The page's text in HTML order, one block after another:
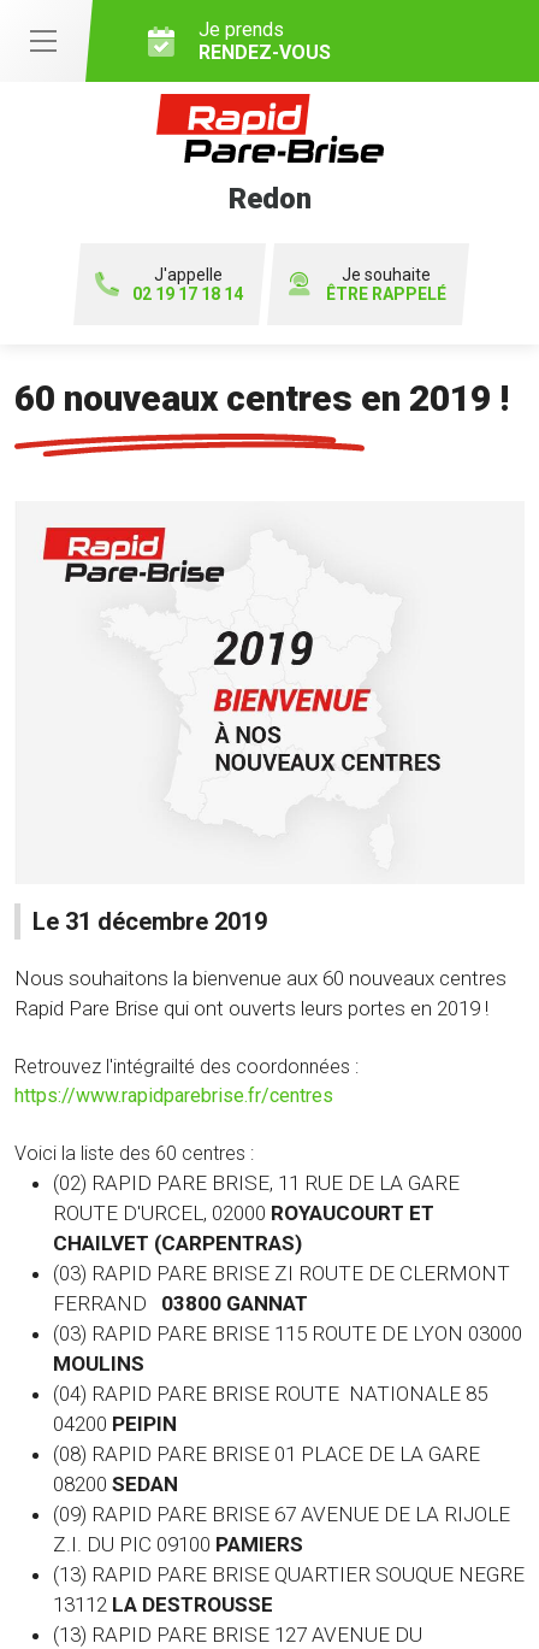
Je prends
RENDEZ-VOUS
Redon
J'appelle
02 19 17 18 14
Je souhaite
ÊTRE RAPPELÉ
60 nouveaux centres en 2019 !
Le 31 décembre 2019
Nous souhaitons la bienvenue aux 60 nouveaux centres
Rapid Pare Brise qui ont ouverts leurs portes en 2019 !
Retrouvez l'intégrailté des coordonnées :
https://www.rapidparebrise.fr/centres
Voici la liste des 60 centres :
(02) RAPID PARE BRISE, 11 RUE DE LA GARE
ROUTE D'URCEL, 02000 ROYAUCOURT ET
CHAILVET (CARPENTRAS)
(03) RAPID PARE BRISE ZI ROUTE DE CLERMONT
FERRAND 03800 GANNAT
(03) RAPID PARE BRISE 115 ROUTE DE LYON 03000
MOULINS
(04) RAPID PARE BRISE ROUTE NATIONALE 85
04200 PEIPIN
(08) RAPID PARE BRISE 01 PLACE DE LA GARE
08200 SEDAN
(09) RAPID PARE BRISE 67 AVENUE DE LA RIJOLE
Z.I. DU PIC 09100 PAMIERS
(13) RAPID PARE BRISE QUARTIER SOUQUE NEGRE
13112 LA DESTROUSSE
(13) RAPID PARE BRISE 127 AVENUE DU